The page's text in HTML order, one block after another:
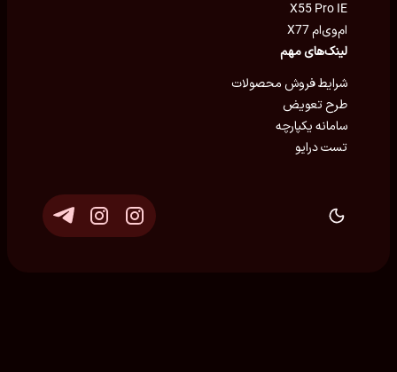
X55 Pro IE
ام‌وی‌ام X77
لینک‌های مهم
شرایط فروش محصولات
طرح تعویض
سامانه یکپارچه
تست درایو
Eron